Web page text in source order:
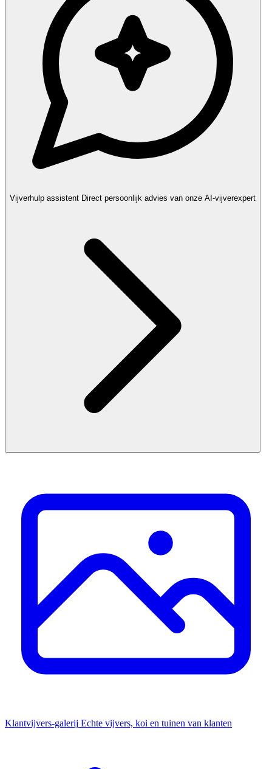
Vijverhulp assistent Direct persoonlijk advies van onze AI-vijverexpert
Klantvijvers-galerij Echte vijvers, koi en tuinen van klanten